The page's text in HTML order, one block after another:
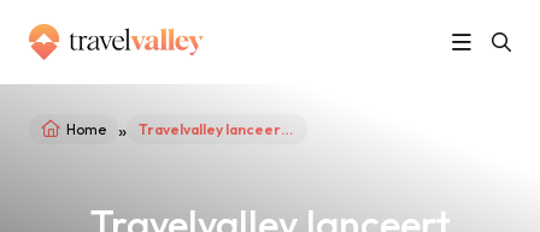
Home » Travelvalley lanceert webshop Shop.Travelvalley.nl!